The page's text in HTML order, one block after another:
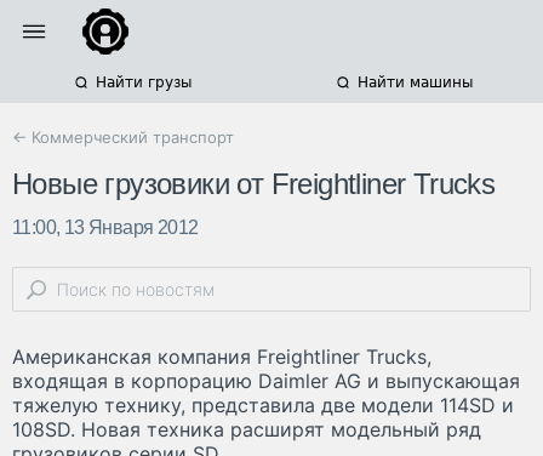
Найти грузы Найти машины
← Коммерческий транспорт
Новые грузовики от Freightliner Trucks
11:00, 13 Января 2012
Американская компания Freightliner Trucks,
входящая в корпорацию Daimler AG и выпускающая
тяжелую технику, представила две модели 114SD и
108SD. Новая техника расширят модельный ряд